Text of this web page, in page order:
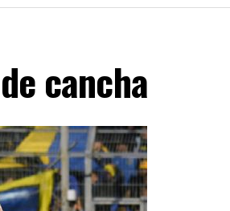
cancha